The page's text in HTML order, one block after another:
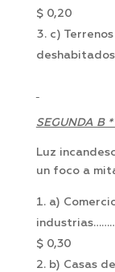
$ 0,20
c)
SEGUNDA B
Luz
un foco a
a)
$ 0,30
b) Casas de